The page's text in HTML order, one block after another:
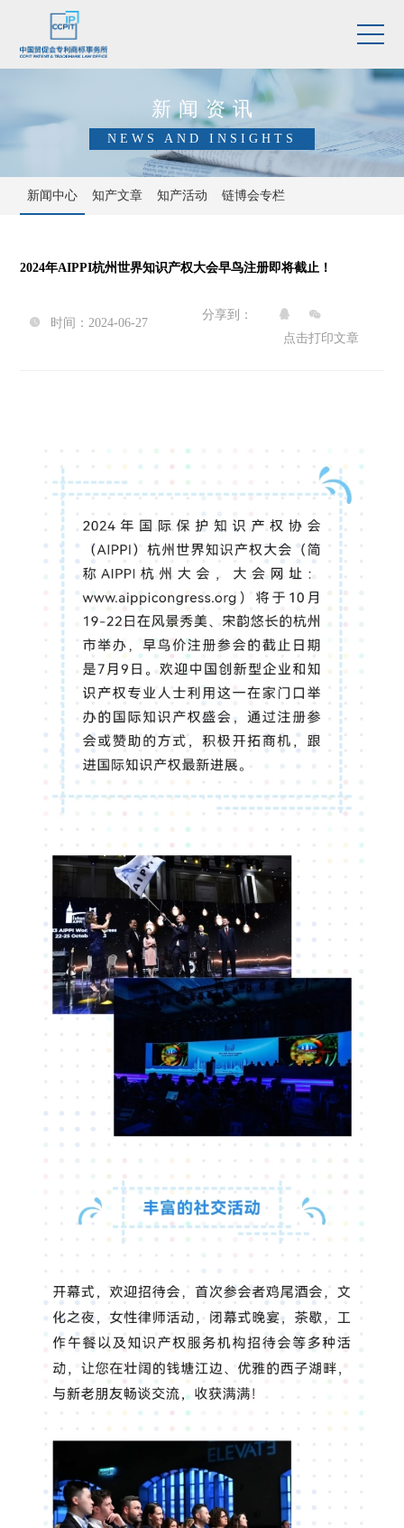
新闻资讯
NEWS AND INSIGHTS
新闻中心 知产文章 知产活动 链博会专栏
2024年AIPPI杭州世界知识产权大会早鸟注册即将截止！
 时间：2024-06-27
分享到：  
点击打印文章